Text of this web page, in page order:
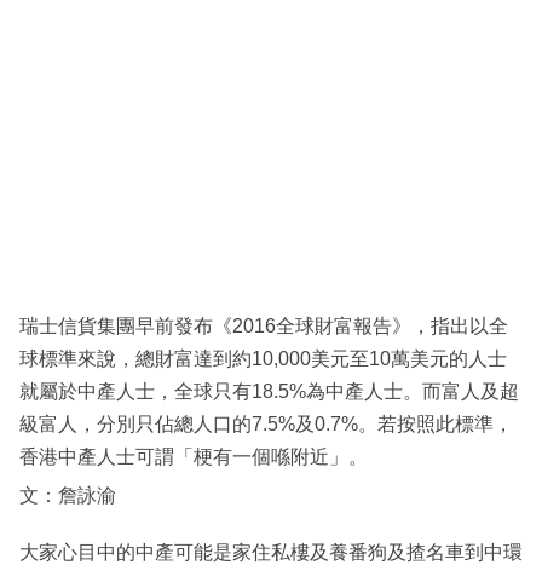
閱
專
瑞士信貨集團早前發布《2016全球財富報告》，指出以全
球標準來說，總財富達到約10,000美元至10萬美元的人士
就屬於中產人士，全球只有18.5%為中產人士。而富人及超
級富人，分別只佔總人口的7.5%及0.7%。若按照此標準，
香港中產人士可謂「梗有一個喺附近」。
文：詹詠渝
大家心目中的中產可能是家住私樓及養番狗及揸名車到中環